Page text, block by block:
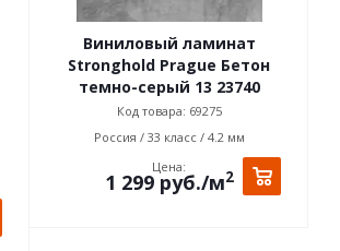
Виниловый ламинат
Stronghold Prague Бетон
темно-серый 13 23740
Код товара: 69275
Россия / 33 класс / 4.2 мм
Цена:
1 299руб./м2